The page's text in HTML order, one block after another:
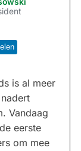
is al meer
Vandaag
eerste
om mee